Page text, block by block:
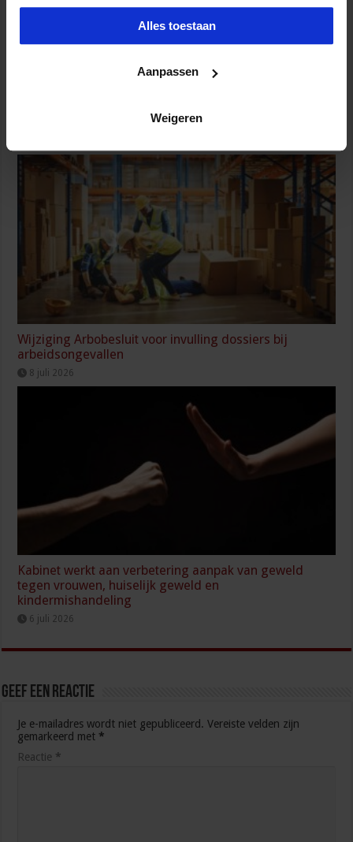
Alles toestaan
Aanpassen
Weigeren
bescherming voor kinderen en gezinnen
Wijziging Arbobesluit voor invulling dossiers bij
arbeidsongevallen
8 juli 2026
Kabinet werkt aan verbetering aanpak van geweld
tegen vrouwen, huiselijk geweld en
kindermishandeling
6 juli 2026
Geef een reactie
Je e-mailadres wordt niet gepubliceerd. Vereiste velden zijn
gemarkeerd met *
Reactie *